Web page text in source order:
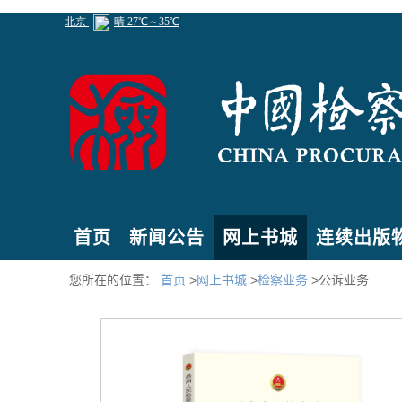
首页 新闻公告 网上书城 连续出版
您所在的位置： 首页 >网上书城 >检察业务 >公诉业务